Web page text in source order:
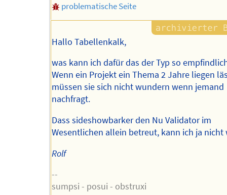
problematische Seite
Hallo Tabellenkalk,
was kann ich dafür das der Typ so
Wenn ein Projekt ein Thema 2 Jahre liegen
müssen sie sich nicht wundern wenn jemand
nachfragt.
Dass sideshowbarker den Nu Validator im
Wesentlichen allein betreut, kann ich ja nicht
Rolf
--
sumpsi - posui - obstruxi